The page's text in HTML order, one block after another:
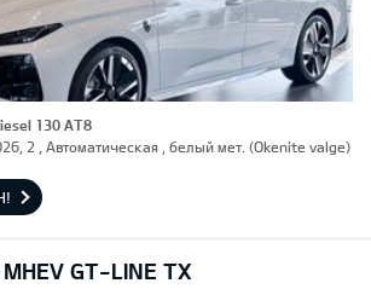
130 AT8
2 , Автоматическая , белый мет. (Okenite valge)
MHEV GT-LINE TX